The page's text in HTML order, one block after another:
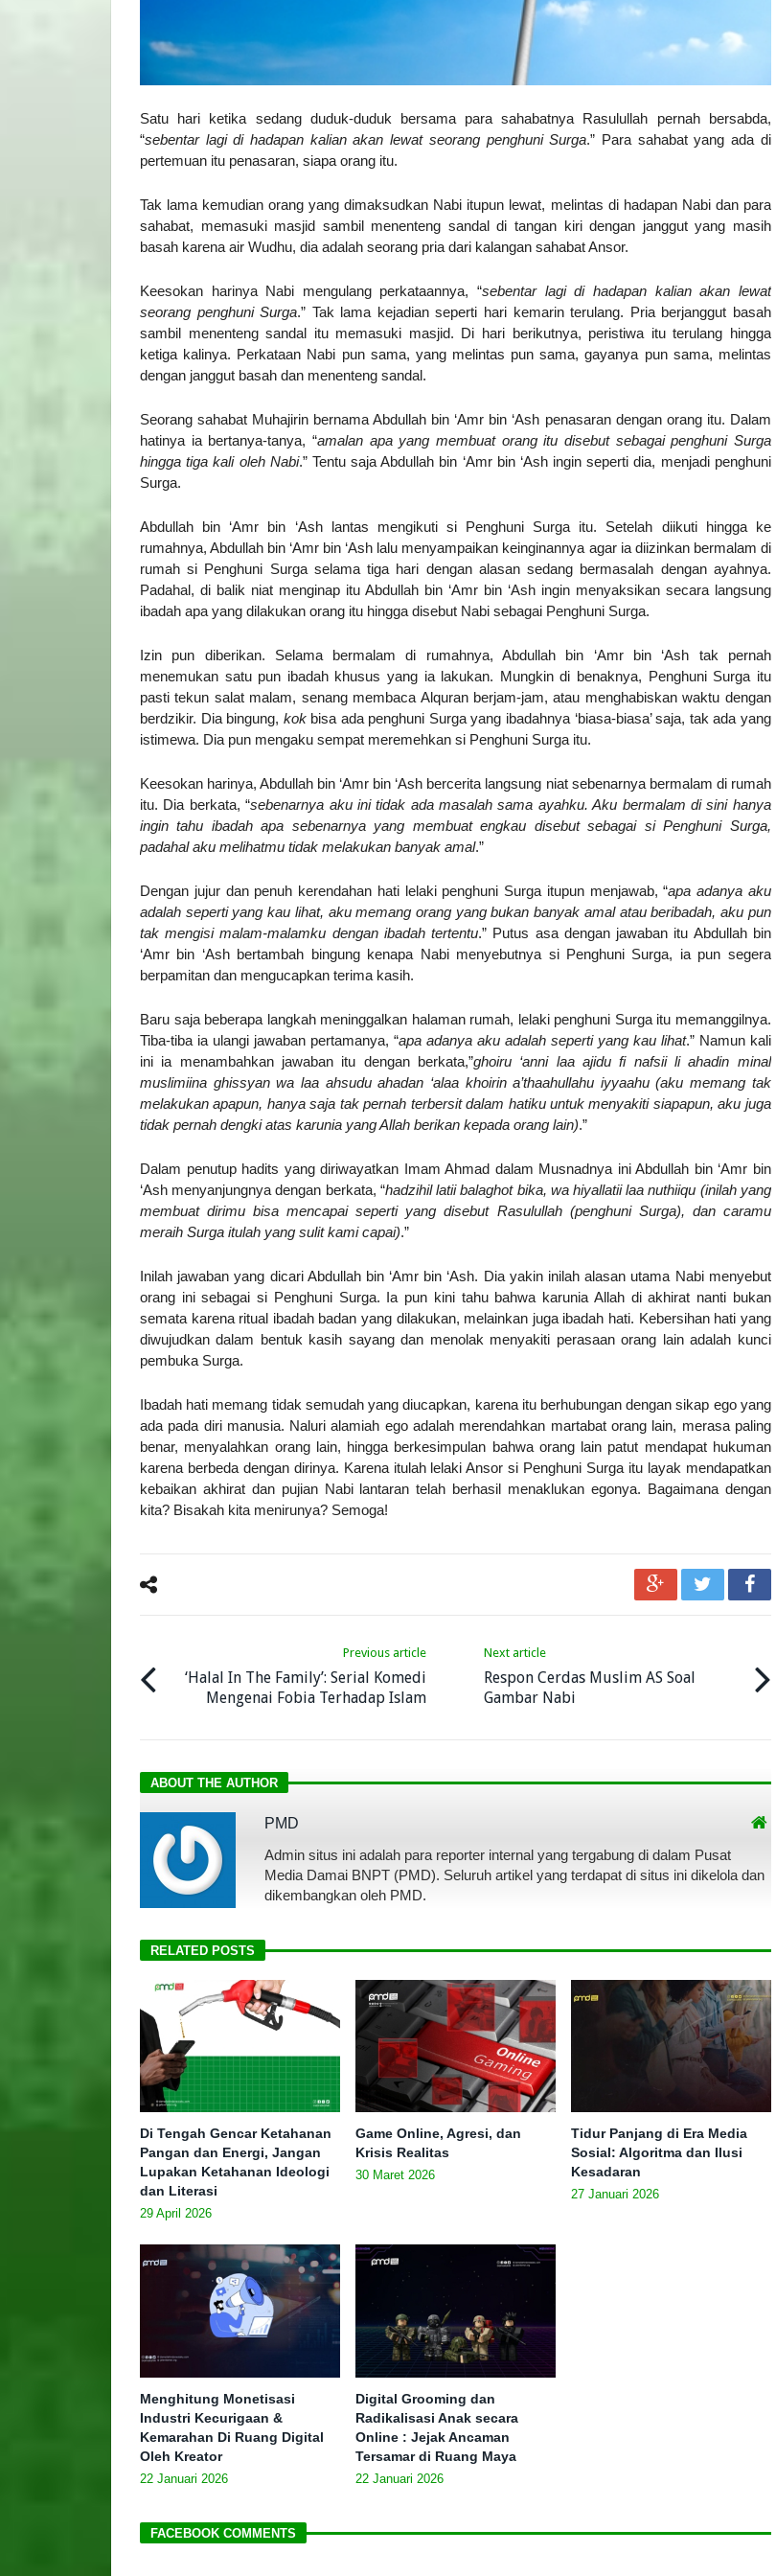
Satu hari ketika sedang duduk-duduk bersama para sahabatnya Rasulullah pernah bersabda,
“sebentar lagi di hadapan kalian akan lewat seorang penghuni Surga.” Para sahabat yang ada di
pertemuan itu penasaran, siapa orang itu.
Tak lama kemudian orang yang dimaksudkan Nabi itupun lewat, melintas di hadapan Nabi dan para
sahabat, memasuki masjid sambil menenteng sandal di tangan kiri dengan janggut yang masih
basah karena air Wudhu, dia adalah seorang pria dari kalangan sahabat Ansor.
Keesokan harinya Nabi mengulang perkataannya, “sebentar lagi di hadapan kalian akan lewat
seorang penghuni Surga.” Tak lama kejadian seperti hari kemarin terulang. Pria berjanggut basah
sambil menenteng sandal itu memasuki masjid. Di hari berikutnya, peristiwa itu terulang hingga
ketiga kalinya. Perkataan Nabi pun sama, yang melintas pun sama, gayanya pun sama, melintas
dengan janggut basah dan menenteng sandal.
Seorang sahabat Muhajirin bernama Abdullah bin ‘Amr bin ‘Ash penasaran dengan orang itu. Dalam
hatinya ia bertanya-tanya, “amalan apa yang membuat orang itu disebut sebagai penghuni Surga
hingga tiga kali oleh Nabi.” Tentu saja Abdullah bin ‘Amr bin ‘Ash ingin seperti dia, menjadi penghuni
Surga.
Abdullah bin ‘Amr bin ‘Ash lantas mengikuti si Penghuni Surga itu. Setelah diikuti hingga ke
rumahnya, Abdullah bin ‘Amr bin ‘Ash lalu menyampaikan keinginannya agar ia diizinkan bermalam di
rumah si Penghuni Surga selama tiga hari dengan alasan sedang bermasalah dengan ayahnya.
Padahal, di balik niat menginap itu Abdullah bin ‘Amr bin ‘Ash ingin menyaksikan secara langsung
ibadah apa yang dilakukan orang itu hingga disebut Nabi sebagai Penghuni Surga.
Izin pun diberikan. Selama bermalam di rumahnya, Abdullah bin ‘Amr bin ‘Ash tak pernah
menemukan satu pun ibadah khusus yang ia lakukan. Mungkin di benaknya, Penghuni Surga itu
pasti tekun salat malam, senang membaca Alquran berjam-jam, atau menghabiskan waktu dengan
berdzikir. Dia bingung, kokbisa ada penghuni Surga yang ibadahnya ‘biasa-biasa’ saja, tak ada yang
istimewa. Dia pun mengaku sempat meremehkan si Penghuni Surga itu.
Keesokan harinya, Abdullah bin ‘Amr bin ‘Ash bercerita langsung niat sebenarnya bermalam di rumah
itu. Dia berkata, “sebenarnya aku ini tidak ada masalah sama ayahku. Aku bermalam di sini hanya
ingin tahu ibadah apa sebenarnya yang membuat engkau disebut sebagai si Penghuni Surga,
padahal aku melihatmu tidak melakukan banyak amal.”
Dengan jujur dan penuh kerendahan hati lelaki penghuni Surga itupun menjawab, “apa adanya aku
adalah seperti yang kau lihat, aku memang orang yang bukan banyak amal atau beribadah, aku pun
tak mengisi malam-malamku dengan ibadah tertentu.” Putus asa dengan jawaban itu Abdullah bin
‘Amr bin ‘Ash bertambah bingung kenapa Nabi menyebutnya si Penghuni Surga, ia pun segera
berpamitan dan mengucapkan terima kasih.
Baru saja beberapa langkah meninggalkan halaman rumah, lelaki penghuni Surga itu memanggilnya.
Tiba-tiba ia ulangi jawaban pertamanya, “apa adanya aku adalah seperti yang kau lihat.” Namun kali
ini ia menambahkan jawaban itu dengan berkata,”ghoiru ‘anni laa ajidu fi nafsii li ahadin minal
muslimiina ghissyan wa laa ahsudu ahadan ‘alaa khoirin a’thaahullahu iyyaahu (aku memang tak
melakukan apapun, hanya saja tak pernah terbersit dalam hatiku untuk menyakiti siapapun, aku juga
tidak pernah dengki atas karunia yang Allah berikan kepada orang lain).”
Dalam penutup hadits yang diriwayatkan Imam Ahmad dalam Musnadnya ini Abdullah bin ‘Amr bin
‘Ash menyanjungnya dengan berkata, “hadzihil latii balaghot bika, wa hiyallatii laa nuthiiqu (inilah yang
membuat dirimu bisa mencapai seperti yang disebut Rasulullah (penghuni Surga), dan caramu
meraih Surga itulah yang sulit kami capai).”
Inilah jawaban yang dicari Abdullah bin ‘Amr bin ‘Ash. Dia yakin inilah alasan utama Nabi menyebut
orang ini sebagai si Penghuni Surga. Ia pun kini tahu bahwa karunia Allah di akhirat nanti bukan
semata karena ritual ibadah badan yang dilakukan, melainkan juga ibadah hati. Kebersihan hati yang
diwujudkan dalam bentuk kasih sayang dan menolak menyakiti perasaan orang lain adalah kunci
pembuka Surga.
Ibadah hati memang tidak semudah yang diucapkan, karena itu berhubungan dengan sikap ego yang
ada pada diri manusia. Naluri alamiah ego adalah merendahkan martabat orang lain, merasa paling
benar, menyalahkan orang lain, hingga berkesimpulan bahwa orang lain patut mendapat hukuman
karena berbeda dengan dirinya. Karena itulah lelaki Ansor si Penghuni Surga itu layak mendapatkan
kebaikan akhirat dan pujian Nabi lantaran telah berhasil menaklukan egonya. Bagaimana dengan
kita? Bisakah kita menirunya? Semoga!
Previous article
‘Halal In The Family’: Serial Komedi
Mengenai Fobia Terhadap Islam
Next article
Respon Cerdas Muslim AS Soal
Gambar Nabi
ABOUT THE AUTHOR
PMD
Admin situs ini adalah para reporter internal yang tergabung di dalam Pusat
Media Damai BNPT (PMD). Seluruh artikel yang terdapat di situs ini dikelola dan
dikembangkan oleh PMD.
RELATED POSTS
Di Tengah Gencar Ketahanan
Pangan dan Energi, Jangan
Lupakan Ketahanan Ideologi
dan Literasi
29 April 2026
Game Online, Agresi, dan
Krisis Realitas
30 Maret 2026
Tidur Panjang di Era Media
Sosial: Algoritma dan Ilusi
Kesadaran
27 Januari 2026
Menghitung Monetisasi
Industri Kecurigaan &
Kemarahan Di Ruang Digital
Oleh Kreator
22 Januari 2026
Digital Grooming dan
Radikalisasi Anak secara
Online : Jejak Ancaman
Tersamar di Ruang Maya
22 Januari 2026
FACEBOOK COMMENTS